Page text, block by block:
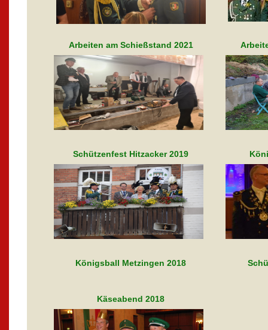
Arbeiten am Schießstand 2021
Schützenfest Hitzacker 2019
Königsball Metzingen 2018
Käseabend 2018